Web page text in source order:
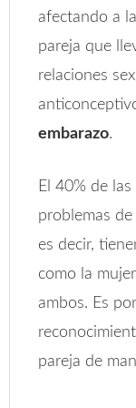
afectando a
pareja que
relaciones
embarazo.
El 40% de
problemas
es decir,
como la
ambos. Es
pareja de